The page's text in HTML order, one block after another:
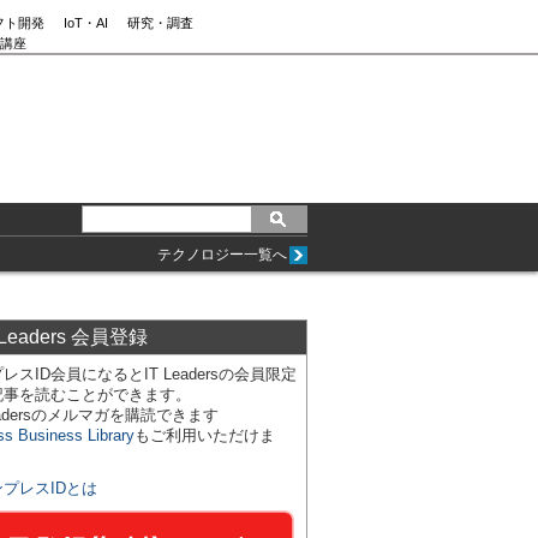
ト開発 IoT・AI
研究・調査
座
テクノロジー一覧へ
会員登録
スID会員になるとIT Leadersの会員限定
を読むことができます。
のメルマガを購読できます
Business Libraryもご利用いただけま
プレスIDとは